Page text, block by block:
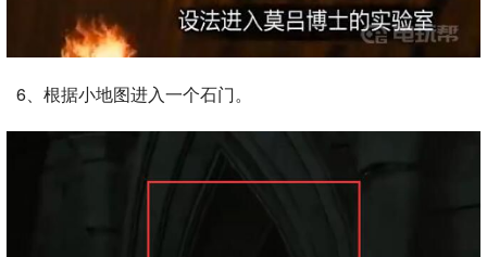
6、根据小地图进入一个石门。